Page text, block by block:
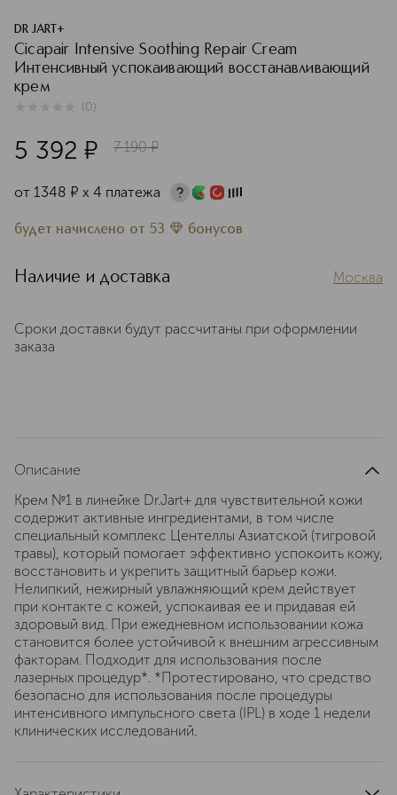
DR JART+
Cicapair Intensive Soothing Repair Cream
Интенсивный успокаивающий восстанавливающий
крем
(0)
5 392 ¤ 7 190 ¤
от 1348 ¤ х 4 платежа
будет начислено от 53 бонусов
Наличие и доставка Москва
Сроки доставки будут рассчитаны при оформлении
заказа
Описание
Крем №1 в линейке Dr.Jart+ для чувствительной кожи
содержит активные ингредиентами, в том числе
специальный комплекс Центеллы Азиатской (тигровой
травы), который помогает эффективно успокоить кожу,
восстановить и укрепить защитный барьер кожи.
Нелипкий, нежирный увлажняющий крем действует
при контакте с кожей, успокаивая ее и придавая ей
здоровый вид. При ежедневном использовании кожа
становится более устойчивой к внешним агрессивным
факторам. Подходит для использования после
лазерных процедур*. *Протестировано, что средство
безопасно для использования после процедуры
интенсивного импульсного света (IPL) в ходе 1 недели
клинических исследований.